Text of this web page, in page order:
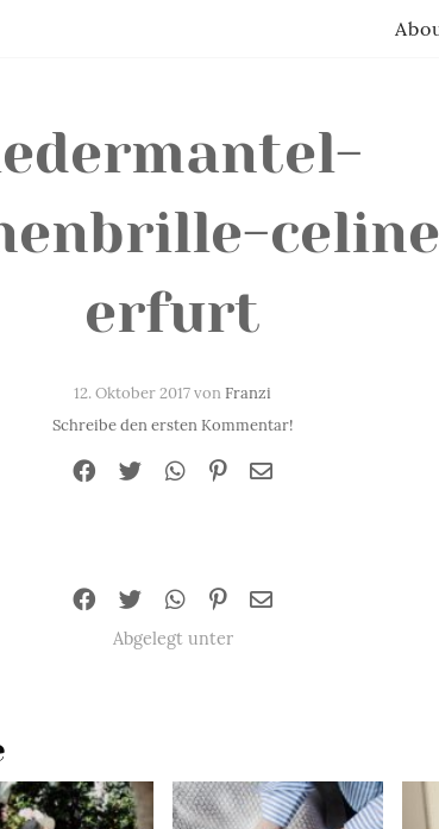
erfurt
12. Oktober 2017 vonFranzi
Schreibe den ersten Kommentar!
Abgelegt unter